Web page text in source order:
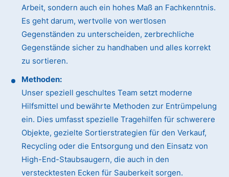
Arbeit, sondern auch ein hohes Maß an Fachkenntnis.
Es geht darum, wertvolle von wertlosen
Gegenständen zu unterscheiden, zerbrechliche
Gegenstände sicher zu handhaben und alles korrekt
zu sortieren.
Methoden:
Unser speziell geschultes Team setzt moderne
Hilfsmittel und bewährte Methoden zur Entrümpelung
ein. Dies umfasst spezielle Tragehilfen für schwerere
Objekte, gezielte Sortierstrategien für den Verkauf,
Recycling oder die Entsorgung und den Einsatz von
High-End-Staubsaugern, die auch in den
verstecktesten Ecken für Sauberkeit sorgen.